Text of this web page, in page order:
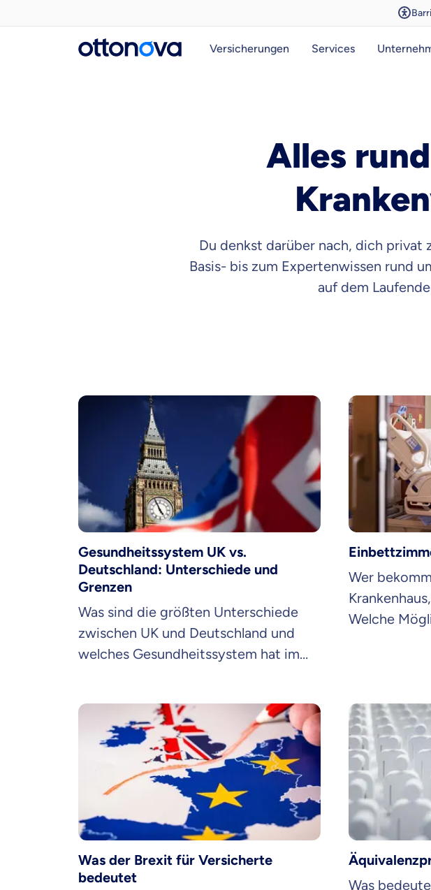
Versicherungen Services
Alles
Du denkst darüber nach, dich privat
Basis- bis zum Expertenwissen rund
auf dem
Gesundheitssystem UK vs.
Deutschland: Unterschiede und
Grenzen
Was sind die größten Unterschiede
zwischen UK und Deutschland und
welches Gesundheitssystem hat im
Wer
Welche
Was der Brexit für Versicherte
bedeutet
Was